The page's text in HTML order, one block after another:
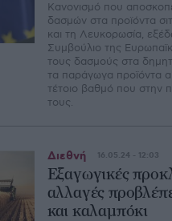
Κανονισμό που
δασμών στα προϊόντα
και τη Λευκορωσία,
Συμβούλιο της
τους δασμούς στα
τα παράγωγα προϊόντα
τέτοιο βαθμό που στην
τους.
Διεθνή 16.05.24 - 12:03
Εξαγωγικές
αλλαγές
και καλαμπόκι